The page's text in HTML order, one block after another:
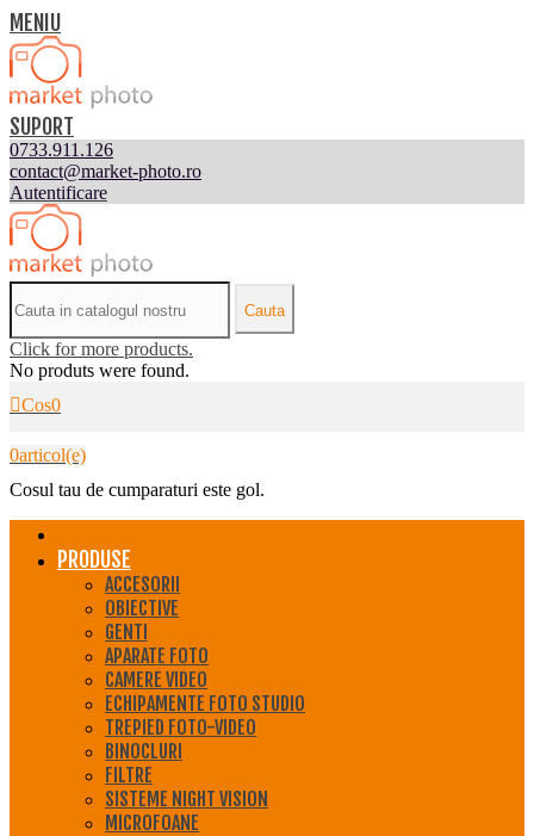
MENIU
SUPORT
0733.911.126
contact@market-photo.ro
Autentificare
Cauta
Click for more products.
No produts were found.
Cos0
0articol(e)
Cosul tau de cumparaturi este gol.
PRODUSE
ACCESORII
OBIECTIVE
GENTI
APARATE FOTO
CAMERE VIDEO
ECHIPAMENTE FOTO STUDIO
TREPIED FOTO-VIDEO
BINOCLURI
FILTRE
SISTEME NIGHT VISION
MICROFOANE